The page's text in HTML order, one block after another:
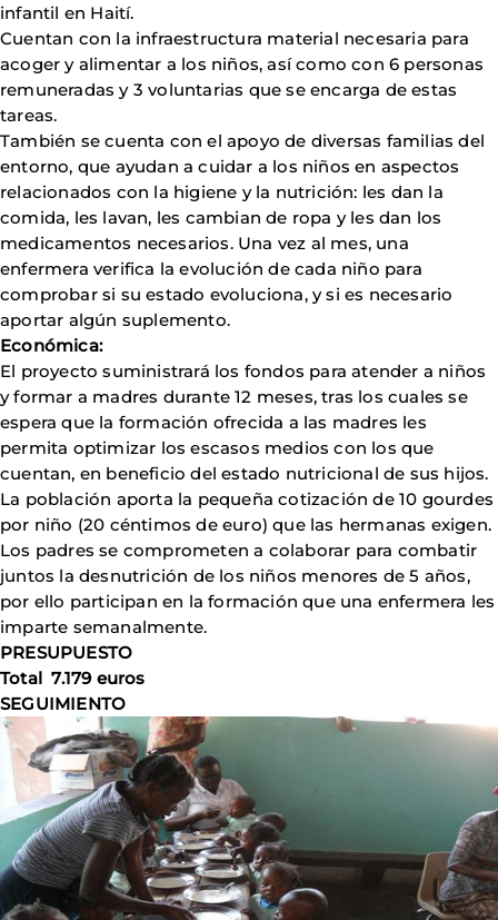
infantil en Haití.
Cuentan con la infraestructura material necesaria para
acoger y alimentar a los niños, así como con 6 personas
remuneradas y 3 voluntarias que se encarga de estas
tareas.
También se cuenta con el apoyo de diversas familias del
entorno, que ayudan a cuidar a los niños en aspectos
relacionados con la higiene y la nutrición: les dan la
comida, les lavan, les cambian de ropa y les dan los
medicamentos necesarios. Una vez al mes, una
enfermera verifica la evolución de cada niño para
comprobar si su estado evoluciona, y si es necesario
aportar algún suplemento.
Económica:
El proyecto suministrará los fondos para atender a niños
y formar a madres durante 12 meses, tras los cuales se
espera que la formación ofrecida a las madres les
permita optimizar los escasos medios con los que
cuentan, en beneficio del estado nutricional de sus hijos.
La población aporta la pequeña cotización de 10 gourdes
por niño (20 céntimos de euro) que las hermanas exigen.
Los padres se comprometen a colaborar para combatir
juntos la desnutrición de los niños menores de 5 años,
por ello participan en la formación que una enfermera les
imparte semanalmente.
PRESUPUESTO
Total 7.179 euros
SEGUIMIENTO